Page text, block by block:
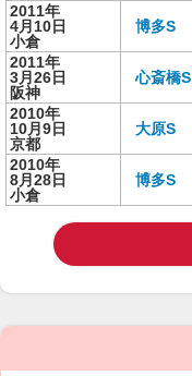
2011年
4月10日
小倉
博多S
2011年
3月26日
阪神
心斎橋S
2010年
10月9日
京都
大原S
2010年
8月28日
小倉
博多S